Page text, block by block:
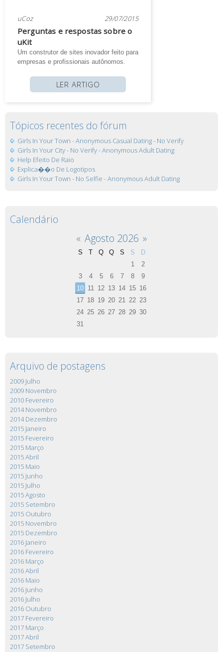
uCoz 29/07/2015
Perguntas e respostas sobre o
uKit
Um construtor de sites inovador feito para
empresas e profissionais autônomos.
LER ARTIGO
Tópicos recentes do fórum
Girls In Your Town - Anonymous Casual Dating - No Verify
Girls In Your City - No Verify - Anonymous Adult Dating
Help Efeito De Raio
Explica��o De Logotipos
Girls In Your Town - No Selfie - Anonymous Adult Dating
Calendário
« Agosto 2026 »
S T Q Q S S
D
1
2
3
4 5 6 7 8
9
10 11 12 13 14 15 16
17 18 19 20 21 22 23
24 25 26 27 28 29 30
31
Arquivo de postagens
2009 Julho
2009 Novembro
2010 Fevereiro
2014 Novembro
2014 Dezembro
2015 Janeiro
2015 Fevereiro
2015 Março
2015 Abril
2015 Maio
2015 Junho
2015 Julho
2015 Agosto
2015 Setembro
2015 Outubro
2015 Novembro
2015 Dezembro
2016 Janeiro
2016 Fevereiro
2016 Março
2016 Abril
2016 Maio
2016 Junho
2016 Julho
2016 Outubro
2017 Fevereiro
2017 Março
2017 Abril
2017 Setembro